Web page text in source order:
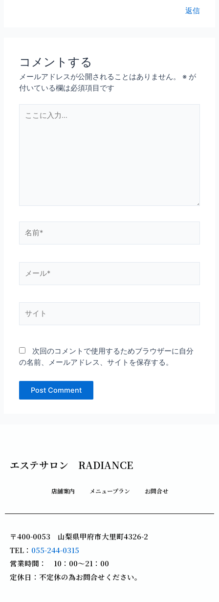
返信
コメントする
メールアドレスが公開されることはありません。 ※ が
付いている欄は必須項目です
こ
前
ー
*
次回のコメントで使用するためブラウザーに自分
の名前、メールアドレス、サイトを保存する。
エステサロン RADIANCE
店舗案内 メニュープラン お問合せ
〒400-0053 山梨県甲府市大里町4326-2
TEL： 055-244-0315
営業時間： 10：00～21：00
定休日：不定休の為お問合せください。